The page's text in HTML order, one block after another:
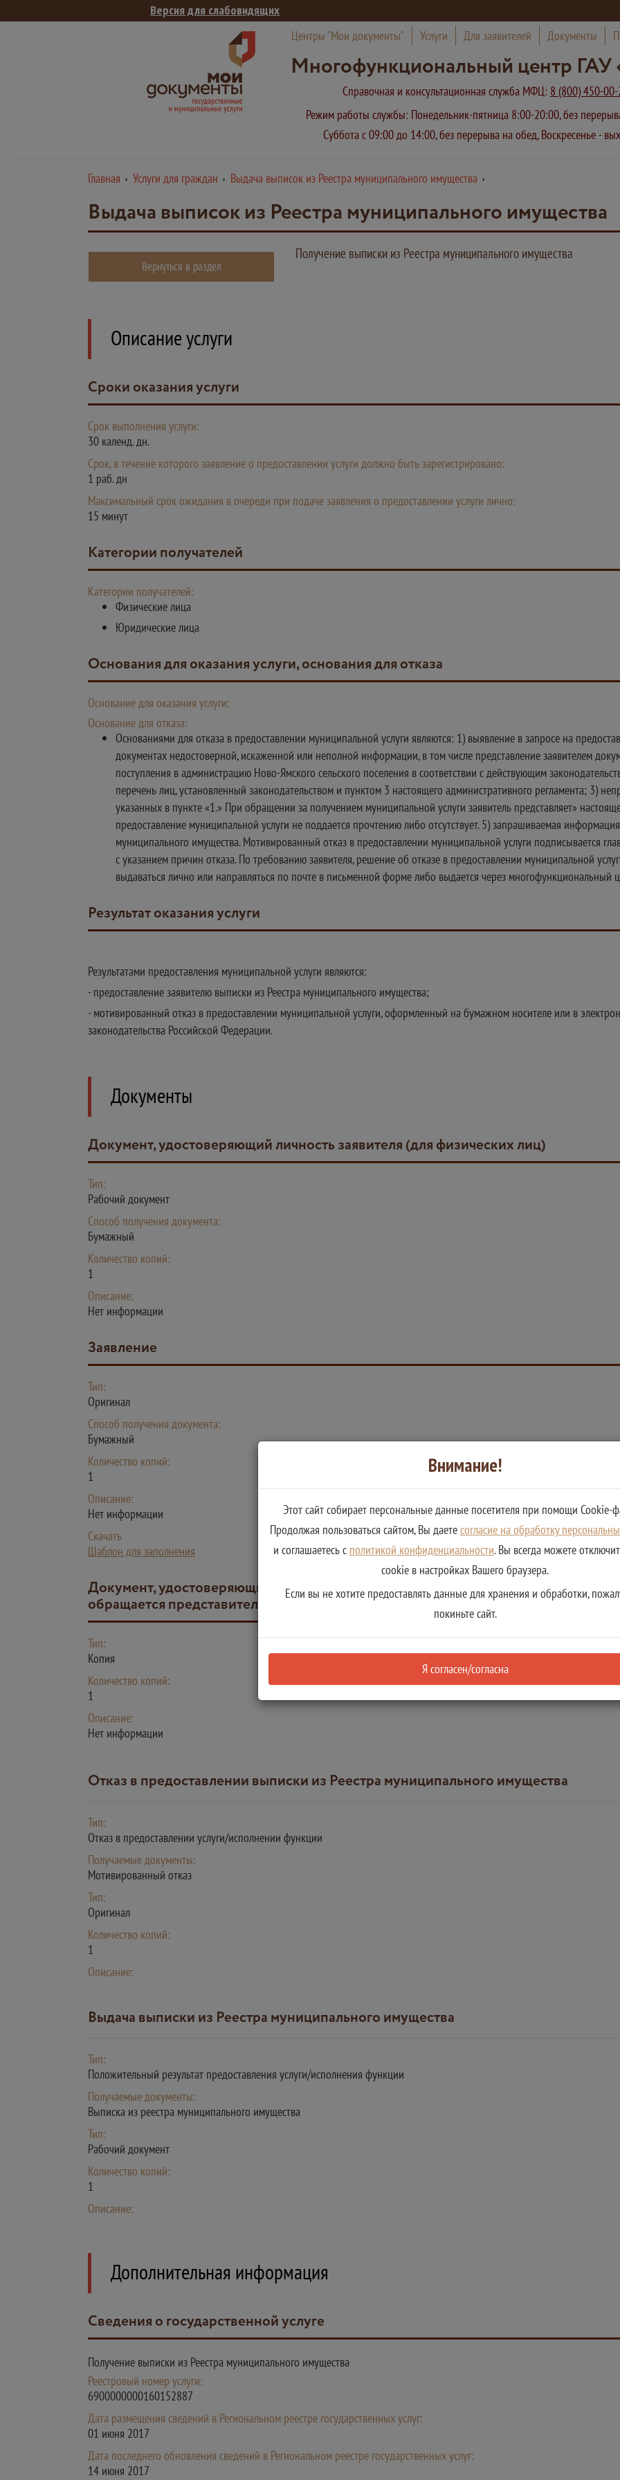
Версия для слабовидящих
Центры "Мои документы" Услуги Для заявителей Документы
Многофункциональный центр
Справочная и консультационная служба МФЦ: 8 (800) 450-
Режим работы службы: Понедельник-пятница 8:00-20:00, без
Суббота с 09:00 до 14:00, без перерыва на обед, Воскресенье -
Главная Услуги для граждан Выдача выписок из Реестра муниципального имущества
Выдача выписок из Реестра муниципального имущества
Вернуться в раздел
Получение выписки из Реестра муниципального имущества
Описание услуги
Сроки оказания услуги
Срок выполнения услуги:
30 календ. дн.
Срок, в течение которого заявление о предоставлении услуги должно быть зарегистрировано:
1 раб. дн
Максимальный срок ожидания в очереди при подаче заявления о предоставлении услуги лично:
15 минут
Категории получателей
Категории получателей:
Физические лица
Юридические лица
Основания для оказания услуги, основания для отказа
Основание для оказания услуги:
Основание для отказа:
Основаниями для отказа в предоставлении муниципальной услуги являются: 1) выявление в запросе на
документах недостоверной, искаженной или неполной информации, в том числе представление заявителем
поступления в администрацию Ново-Ямского сельского поселения в соответствии с действующим
перечень лиц, установленный законодательством и пунктом 3 настоящего административного регламента; 3)
указанных в пункте «1.» При обращении за получением муниципальной услуги заявитель представляет»
предоставление муниципальной услуги не поддается прочтению либо отсутствует. 5) запрашиваемая
муниципального имущества. Мотивированный отказ в предоставлении муниципальной услуги подписывается
с указанием причин отказа. По требованию заявителя, решение об отказе в предоставлении муниципальной
выдаваться лично или направляться по почте в письменной форме либо выдается через многофункциональный
Результат оказания услуги
Результатами предоставления муниципальной услуги являются:
- предоставление заявителю выписки из Реестра муниципального имущества;
- мотивированный отказ в предоставлении муниципальной услуги, оформленный на бумажном носителе или в
законодательства Российской Федерации.
Документы
Документ, удостоверяющий личность заявителя (для физических лиц)
Тип:
Рабочий документ
Способ получения документа:
Бумажный
Количество копий:
1
Описание:
Нет информации
Заявление
Тип:
Оригинал
Способ получения документа:
Бумажный
Количество копий:
1
Описание:
Нет информации
Скачать
Шаблон для заполнения
Документ, удостоверяющий права (полномочия) представителя физического или юридического лица, если с заявлением
обращается представитель заявителя (заявителей)
Тип:
Копия
Количество копий:
1
Описание:
Нет информации
Отказ в предоставлении выписки из Реестра муниципального имущества
Тип:
Отказ в предоставлении услуги/исполнении функции
Получаемые документы:
Мотивированный отказ
Тип:
Оригинал
Количество копий:
1
Описание:
Выдача выписки из Реестра муниципального имущества
Тип:
Положительный результат предоставления услуги/исполнения функции
Получаемые документы:
Выписка из реестра муниципального имущества
Тип:
Рабочий документ
Количество копий:
1
Описание:
Дополнительная информация
Сведения о государственной услуге
Получение выписки из Реестра муниципального имущества
Реестровый номер услуги:
6900000000160152887
Дата размещения сведений в Региональном реестре государственных услуг:
01 июня 2017
Дата последнего обновления сведений в Региональном реестре государственных услуг:
14 июня 2017
Внимание!
Этот сайт собирает персональные данные посетителя при помощи Cookie-
Продолжая пользоваться сайтом, Вы даетесогласие на обработку
и соглашаетесь с политикой конфиденциальности. Вы всегда можете
cookie в настройках Вашего браузера.
Если вы не хотите предоставлять данные для хранения и обработки,
покиньте сайт.
Я согласен/согласна